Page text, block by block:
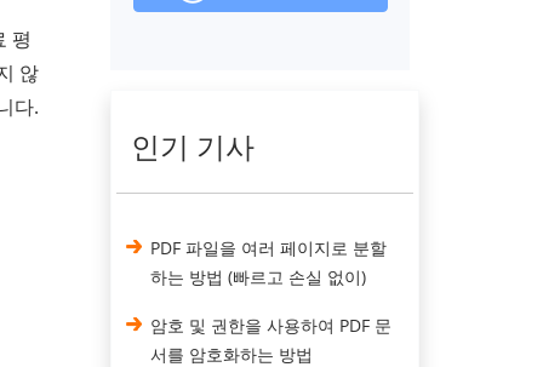
평
않
다.
인기 기사
PDF 파일을 여러 페이지로 분할
하는 방법 (빠르고 손실 없이)
암호 및 권한을 사용하여 PDF 문
서를 암호화하는 방법